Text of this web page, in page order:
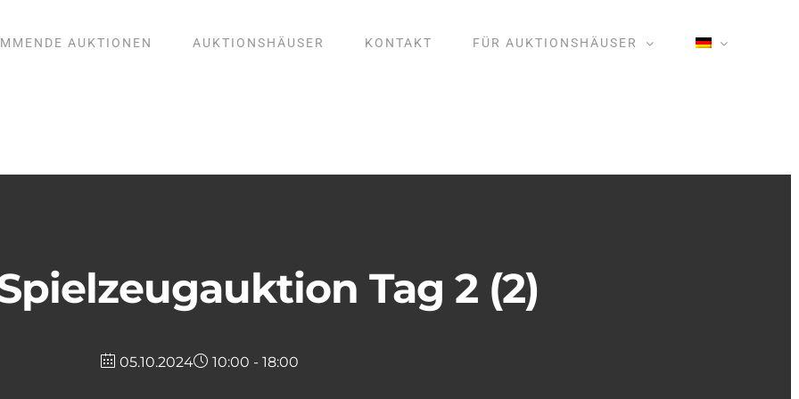
AUKTIONEN AUKTIONSHÄUSER KONTAKT FÜR AUKTIONSHÄUSER
Tag 2 (2)
05.10.2024 10:00 - 18:00